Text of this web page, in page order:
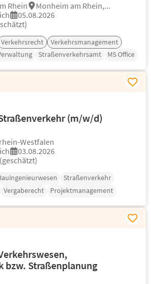
Rhein
Monheim am Rhein,...
05.08.2026
Verkehrsrecht
Verkehrsmanagement
Straßenverkehrsamt MS Office
(m/w/d)
Westfalen
03.08.2026
Straßenverkehr
Vergaberecht Projektmanagement
bzw. Straßenplanung